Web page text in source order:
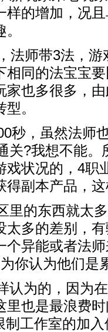
样的增加，况
师带3法，游
相同的法宝宝
家也多很多，
。
，虽然法师
关?我想不能。
戏状况的，4职
得副本产品，
的东西就太多
太多的差别，
个异能或者法
你认为他们是
为的，因为在
里也是最浪费
制工作室的加